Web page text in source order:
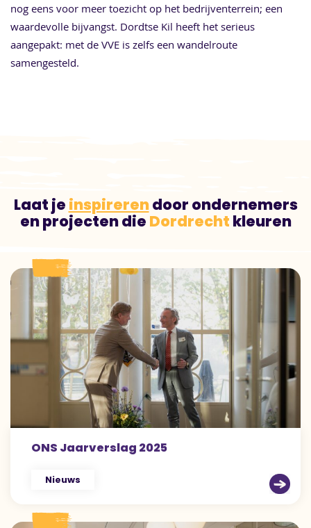
nog eens voor meer toezicht op het bedrijventerrein; een
waardevolle bijvangst. Dordtse Kil heeft het serieus
aangepakt: met de VVE is zelfs een wandelroute
samengesteld.
Laat je inspirerendoor ondernemers
en projecten die Dordrecht kleuren
ONS Jaarverslag 2025
Nieuws